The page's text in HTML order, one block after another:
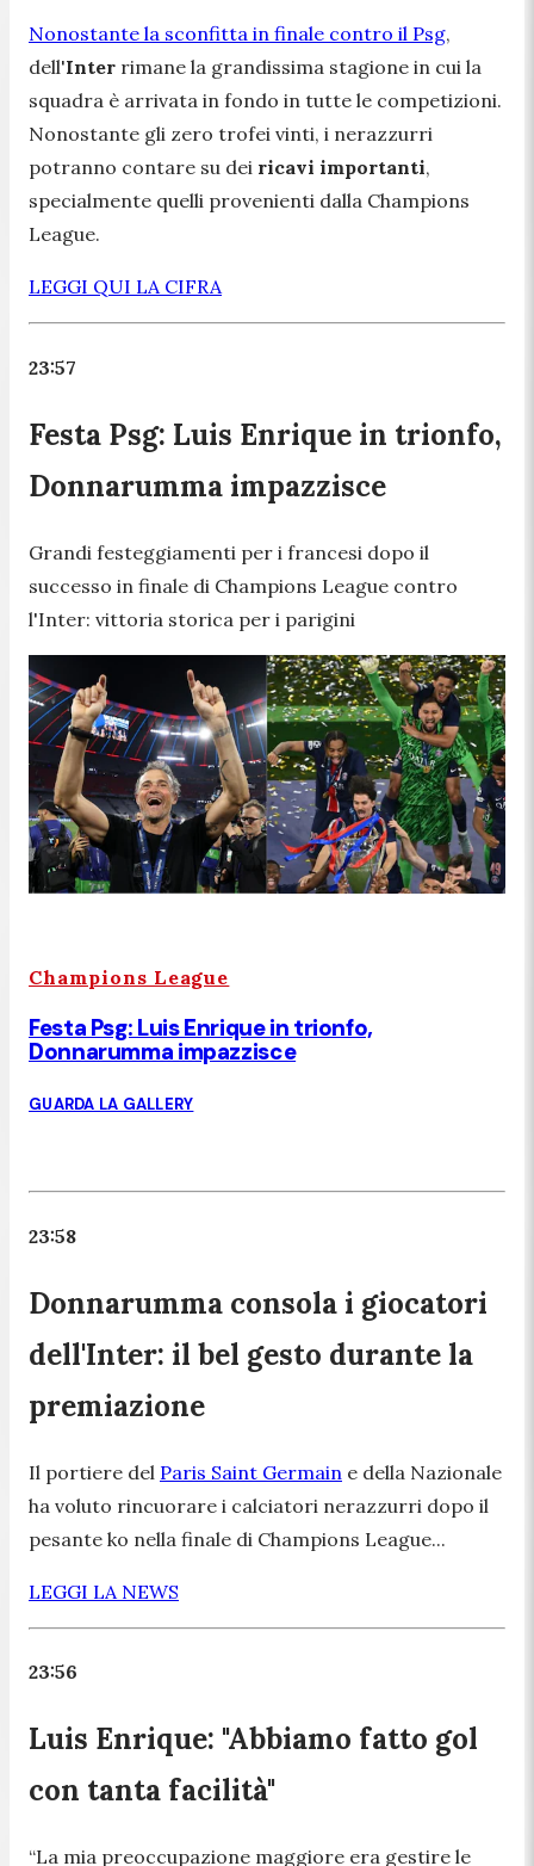
Nonostante la sconfitta in finale contro il Psg,
dell'Inter rimane la grandissima stagione in cui la
squadra è arrivata in fondo in tutte le competizioni.
Nonostante gli zero trofei vinti, i nerazzurri
potranno contare su dei ricavi importanti,
specialmente quelli provenienti dalla Champions
League.
LEGGI QUI LA CIFRA
23:57
Festa Psg: Luis Enrique in trionfo,
Donnarumma impazzisce
Grandi festeggiamenti per i francesi dopo il
successo in finale di Champions League contro
l'Inter: vittoria storica per i parigini
Champions League
Festa Psg: Luis Enrique in trionfo,
Donnarumma impazzisce
GUARDA LA GALLERY
23:58
Donnarumma consola i giocatori
dell'Inter: il bel gesto durante la
premiazione
Il portiere del Paris Saint Germain e della Nazionale
ha voluto rincuorare i calciatori nerazzurri dopo il
pesante ko nella finale di Champions League...
LEGGI LA NEWS
23:56
Luis Enrique: "Abbiamo fatto gol
con tanta facilità"
“La mia preoccupazione maggiore era gestire le